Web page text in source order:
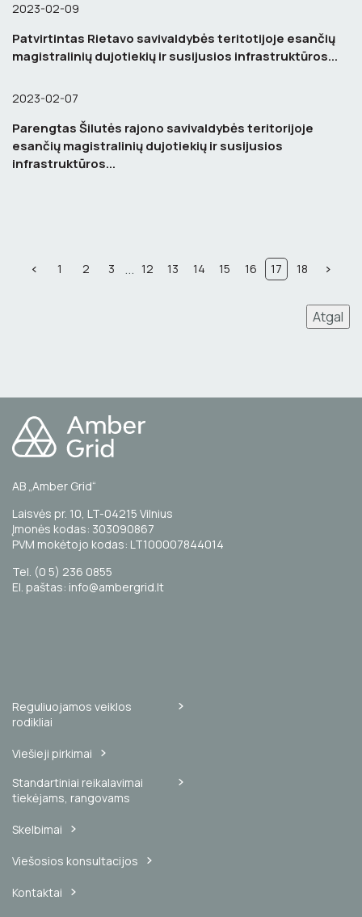
2023-02-09
Patvirtintas Rietavo savivaldybės teritotijoje esančių
magistralinių dujotiekių ir susijusios infrastruktūros...
2023-02-07
Parengtas Šilutės rajono savivaldybės teritorijoje
esančių magistralinių dujotiekių ir susijusios
infrastruktūros...
1 2 3 ... 12 13 14 15 16 17 18
Atgal
AB „Amber Grid“
Laisvės pr. 10, LT-04215 Vilnius
Įmonės kodas: 303090867
PVM mokėtojo kodas: LT100007844014
Tel. (0 5) 236 0855
El. paštas: info@ambergrid.lt
Reguliuojamos veiklos
rodikliai
Viešieji pirkimai
Standartiniai reikalavimai
tiekėjams, rangovams
Skelbimai
Viešosios konsultacijos
Kontaktai